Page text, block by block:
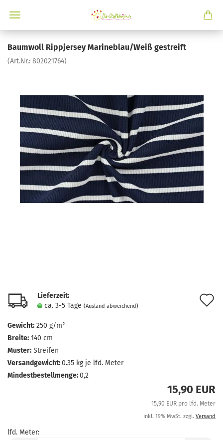
Baumwoll Rippjersey Marineblau/Weiß gestreift
(Art.Nr.: 802021764)
Lieferzeit:
ca. 3-5 Tage (Ausland abweichend)
Gewicht: 250 g/m²
Breite: 140 cm
Muster: Streifen
Versandgewicht:0.35 kg je lfd. Meter
Mindestbestellmenge:0,2
15,90 EUR
15,90 EUR pro lfd. Meter
inkl. 19% MwSt. zzgl. Versand
lfd. Meter: